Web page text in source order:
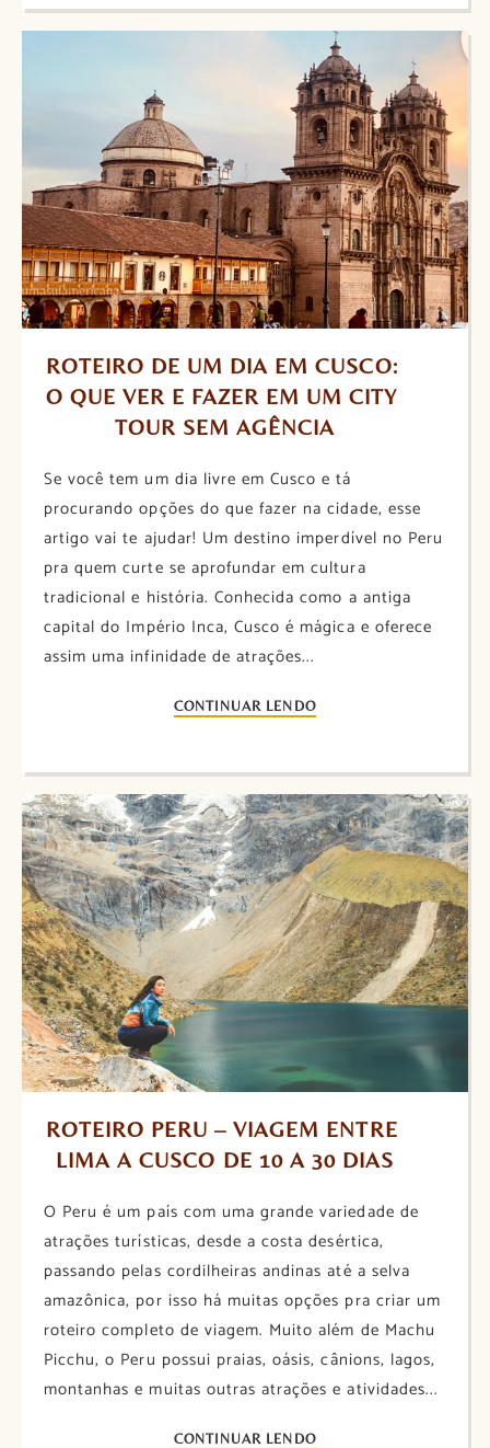
ROTEIRO DE UM DIA EM CUSCO:
O QUE VER E FAZER EM UM CITY
TOUR SEM AGÊNCIA
Se você tem um dia livre em Cusco e tá
procurando opções do que fazer na cidade, esse
artigo vai te ajudar! Um destino imperdível no Peru
pra quem curte se aprofundar em cultura
tradicional e história. Conhecida como a antiga
capital do Império Inca, Cusco é mágica e oferece
assim uma infinidade de atrações...
CONTINUAR LENDO
ROTEIRO PERU – VIAGEM ENTRE
LIMA A CUSCO DE 10 A 30 DIAS
O Peru é um país com uma grande variedade de
atrações turísticas, desde a costa desértica,
passando pelas cordilheiras andinas até a selva
amazônica, por isso há muitas opções pra criar um
roteiro completo de viagem. Muito além de Machu
Picchu, o Peru possui praias, oásis, cânions, lagos,
montanhas e muitas outras atrações e atividades...
CONTINUAR LENDO